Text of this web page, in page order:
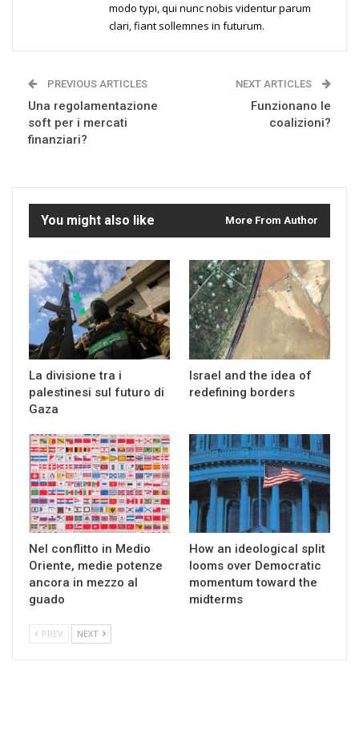
modo typi, qui nunc nobis videntur parum
clari, fiant sollemnes in futurum.
PREVIOUS ARTICLES
Una regolamentazione
soft per i mercati
finanziari?
NEXT ARTICLES
Funzionano le
coalizioni?
You might also like More From Author
La divisione tra i
palestinesi sul futuro di
Gaza
Israel and the idea of
redefining borders
Nel conflitto in Medio
Oriente, medie potenze
ancora in mezzo al
guado
How an ideological split
looms over Democratic
momentum toward the
midterms
PREV NEXT